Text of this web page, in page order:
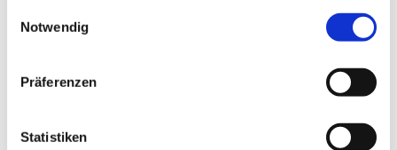
Notwendig
Präferenzen
Statistiken